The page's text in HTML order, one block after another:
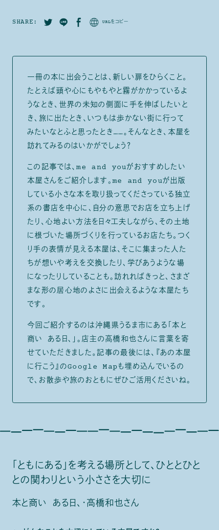
SHARE: URLをコピー
一冊の本に出会うことは、新しい扉をひらくこと。
たとえば頭や心にもやもやと霧がかかっているよ
うなとき、世界の未知の側面に手を伸ばしたいと
き、旅に出たとき、いつもは歩かない街に行って
みたいなとふと思ったとき……。そんなとき、本屋を
訪れてみるのはいかがでしょう？
この記事では、me and youがおすすめしたい
本屋さんをご紹介します。me and youが出版
している小さな本を取り扱ってくださっている独立
系の書店を中心に、自分の意思でお店を立ち上げ
たり、心地よい方法を日々工夫しながら、その土地
に根づいた場所づくりを行っているお店たち。つく
り手の表情が見える本屋は、そこに集まった人た
ちが想いや考えを交換したり、学びあうような場
になったりしていることも。訪れればきっと、さまざ
まな形の居心地のよさに出会えるような本屋たち
です。
今回ご紹介するのは沖縄県うるま市にある「本と
商い ある日、」。店主の高橋和也さんに言葉を寄
せていただきました。記事の最後には、『あの本屋
に行こう』のGoogle Mapも埋め込んでいるの
で、お散歩や旅のおともにぜひご活用くださいね。
「ともにある」を考える場所として、ひととひと
との関わりという小ささを大切に
本と商い ある日、・高橋和也さん